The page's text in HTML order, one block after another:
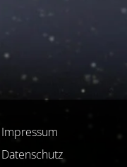
Impressum
Datenschutz